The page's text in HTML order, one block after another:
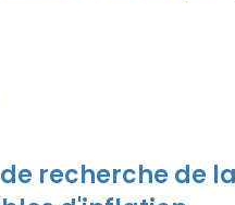
recherche de